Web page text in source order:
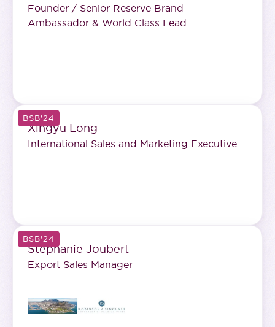
Founder / Senior Reserve Brand
Ambassador & World Class Lead
BSB'24
Xingyu Long
International Sales and Marketing Executive
BSB'24
Stéphanie Joubert
Export Sales Manager